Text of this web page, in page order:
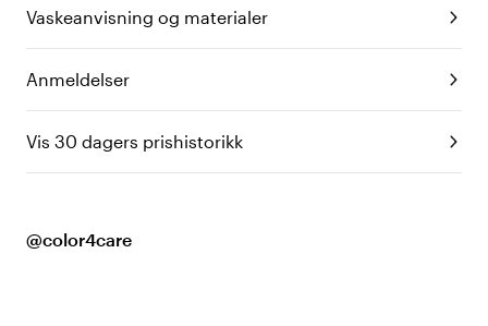
Vaskeanvisning og materialer
Anmeldelser
Vis 30 dagers prishistorikk
@color4care